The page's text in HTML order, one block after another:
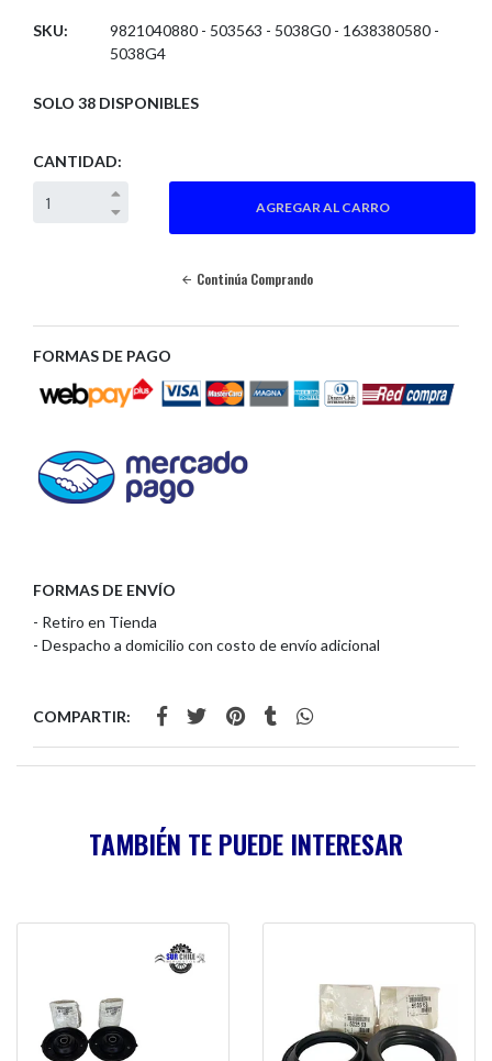
SKU:
9821040880 - 503563 - 5038G0 - 1638380580 -
5038G4
SOLO 38 DISPONIBLES
CANTIDAD:
Continúa Comprando
FORMAS DE PAGO
FORMAS DE ENVÍO
- Retiro en Tienda
- Despacho a domicilio con costo de envío adicional
COMPARTIR:
TAMBIÉN TE PUEDE INTERESAR